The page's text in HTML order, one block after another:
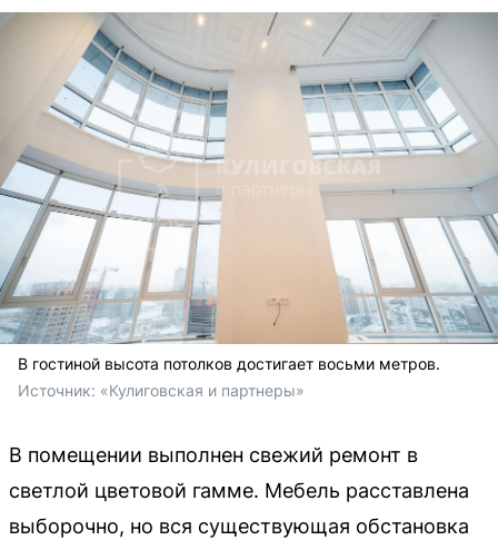
В гостиной высота потолков достигает восьми метров.
Источник: «Кулиговская и партнеры»
В помещении выполнен свежий ремонт в
светлой цветовой гамме. Мебель расставлена
выборочно, но вся существующая обстановка